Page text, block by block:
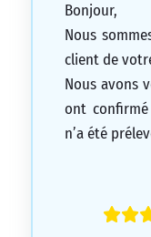
Bonjour,
Nous
client de
Nous avons
ont confirmé
n’a été
nous
partir de